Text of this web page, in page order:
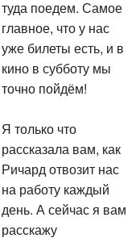
туда поедем. Самое
главное, что у нас
уже билеты есть, и в
кино в субботу мы
точно пойдём!
Я только что
рассказала вам, как
Ричард отвозит нас
на работу каждый
день. А сейчас я вам
расскажу